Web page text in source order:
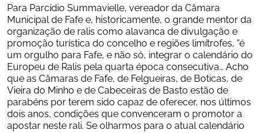
Para Parcídio Summavielle, vereador da Câmara
Municipal de Fafe e, historicamente, o grande mentor da
organização de ralis como alavanca de divulgação e
promoção turística do concelho e regiões limítrofes, "é
um orgulho para Fafe, e não só, integrar o calendário do
Europeu de Ralis pela quarta época consecutiva… Acho
que as Câmaras de Fafe, de Felgueiras, de Boticas, de
Vieira do Minho e de Cabeceiras de Basto estão de
parabéns por terem sido capaz de oferecer, nos últimos
dois anos, condições que convenceram o promotor a
apostar neste rali. Se olharmos para o atual calendário